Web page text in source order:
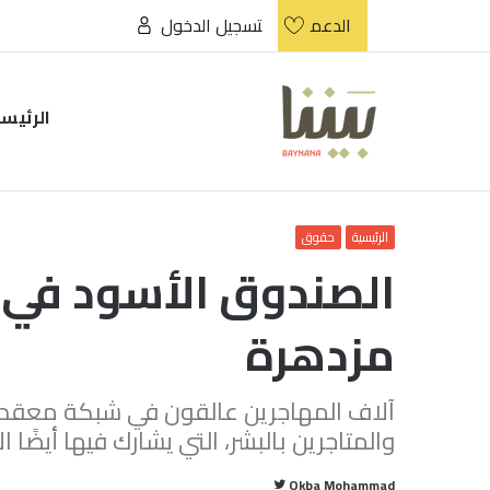
الدعم تسجيل الدخول
الرئيسية حقوق
الصندوق الأسود في
مزدهرة
آلاف المهاجرين عالقون في شبكة
والمتاجرين بالبشر، التي يشارك فيها